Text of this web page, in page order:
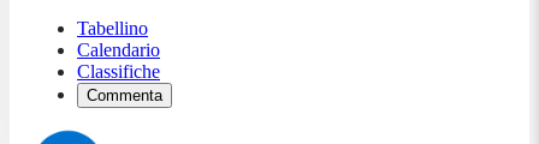
Tabellino
Calendario
Classifiche
Commenta